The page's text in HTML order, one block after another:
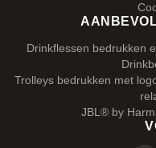
Drinkflessen bedrukken
Trolleys bedrukken met
JBL® by